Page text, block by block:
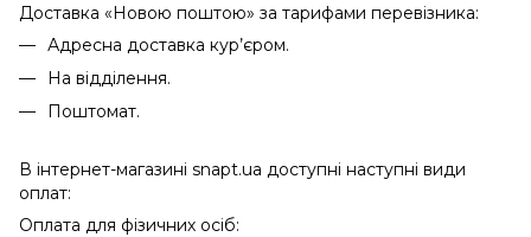
Доставка «Новою поштою» за тарифами перевізника:
Адресна доставка кур’єром.
На відділення.
Поштомат.
В інтернет-магазині snapt.ua доступні наступні види
оплат:
Оплата для фізичних осіб: